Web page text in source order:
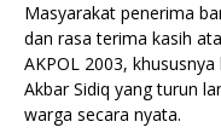
Masyarakat penerima
dan rasa terima kasih
AKPOL 2003,
Akbar Sidiq yang turun
warga secara nyata.